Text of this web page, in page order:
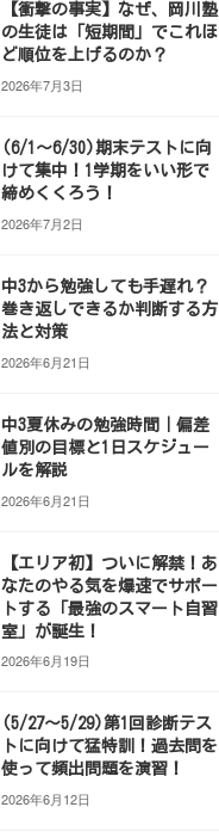
【衝撃の事実】なぜ、岡川塾
の生徒は「短期間」でこれほ
ど順位を上げるのか？
2026年7月3日
(6/1～6/30)期末テストに向
けて集中！1学期をいい形で
締めくくろう！
2026年7月2日
中3から勉強しても手遅れ？
巻き返しできるか判断する方
法と対策
2026年6月21日
中3夏休みの勉強時間｜偏差
値別の目標と1日スケジュー
ルを解説
2026年6月21日
【エリア初】ついに解禁！あ
なたのやる気を爆速でサポー
トする「最強のスマート自習
室」が誕生！
2026年6月19日
(5/27～5/29)第1回診断テス
トに向けて猛特訓！過去問を
使って頻出問題を演習！
2026年6月12日